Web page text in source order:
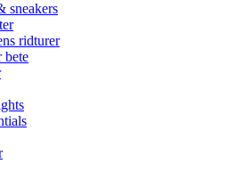
sneakers
ridturer
bete